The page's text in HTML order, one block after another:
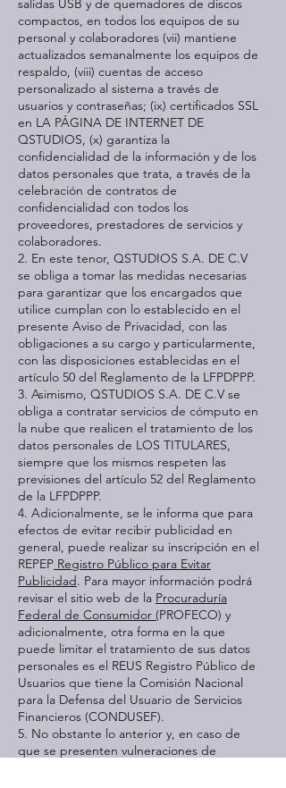
salidas USB y de quemadores de discos
compactos, en todos los equipos de su
personal y colaboradores (vii) mantiene
actualizados semanalmente los equipos de
respaldo, (viii) cuentas de acceso
personalizado al sistema a través de
usuarios y contraseñas; (ix) certificados SSL
en LA PÁGINA DE INTERNET DE
QSTUDIOS, (x) garantiza la
confidencialidad de la información y de los
datos personales que trata, a través de la
celebración de contratos de
confidencialidad con todos los
proveedores, prestadores de servicios y
colaboradores.
2. En este tenor, QSTUDIOS S.A. DE C.V
se obliga a tomar las medidas necesarias
para garantizar que los encargados que
utilice cumplan con lo establecido en el
presente Aviso de Privacidad, con las
obligaciones a su cargo y particularmente,
con las disposiciones establecidas en el
artículo 50 del Reglamento de la LFPDPPP.
3. Asimismo, QSTUDIOS S.A. DE C.V se
obliga a contratar servicios de cómputo en
la nube que realicen el tratamiento de los
datos personales de LOS TITULARES,
siempre que los mismos respeten las
previsiones del artículo 52 del Reglamento
de la LFPDPPP.
4. Adicionalmente, se le informa que para
efectos de evitar recibir publicidad en
general, puede realizar su inscripción en el
REPEP Registro Público para Evitar
Publicidad. Para mayor información podrá
revisar el sitio web de la Procuraduría
Federal de Consumidor (PROFECO) y
adicionalmente, otra forma en la que
puede limitar el tratamiento de sus datos
personales es el REUS Registro Público de
Usuarios que tiene la Comisión Nacional
para la Defensa del Usuario de Servicios
Financieros (CONDUSEF).
5. No obstante lo anterior y, en caso de
que se presenten vulneraciones de